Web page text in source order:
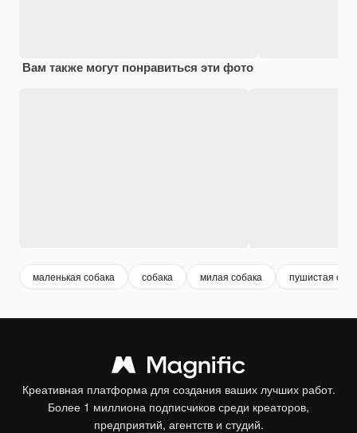
Вам также могут понравиться эти фото
маленькая собака собака милая собака пушистая
Креативная платформа для создания ваших лучших работ.
Более 1 миллиона подписчиков среди креаторов,
предприятий, агентств и студий.